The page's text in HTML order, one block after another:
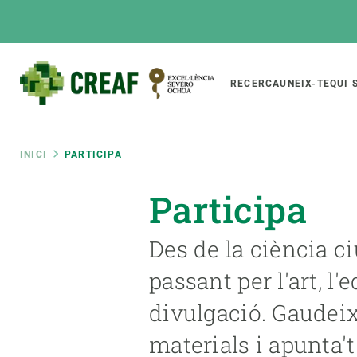
Main
RECERCAUNEIX-TEQUI
Fil
d'ariadna
INICI PARTICIPA
Participa
Des de la ciència
passant per l'art,
divulgació.
materials i
Featured
responsive
Responsive
menu
Organització institucional
RECERCA
Biodiversitat
Canvi global
Funcionament